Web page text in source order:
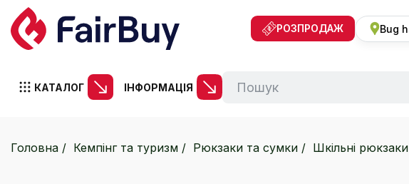
РОЗПРОДАЖ
КАТАЛОГ ІНФОРМАЦІЯ
Головна Кемпінг та туризм Рюкзаки та сумки Шкільні рюкзаки